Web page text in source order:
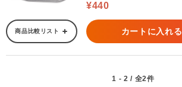
¥440
商品比較リスト カートに入れる
1 - 2 / 全2件